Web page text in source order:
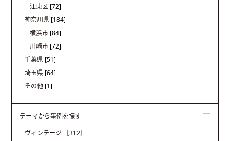
江東区 [72]
神奈川県 [184]
横浜市 [84]
川崎市 [72]
千葉県 [51]
埼玉県 [64]
その他 [1]
テーマから事例を探す
ヴィンテージ
［312］